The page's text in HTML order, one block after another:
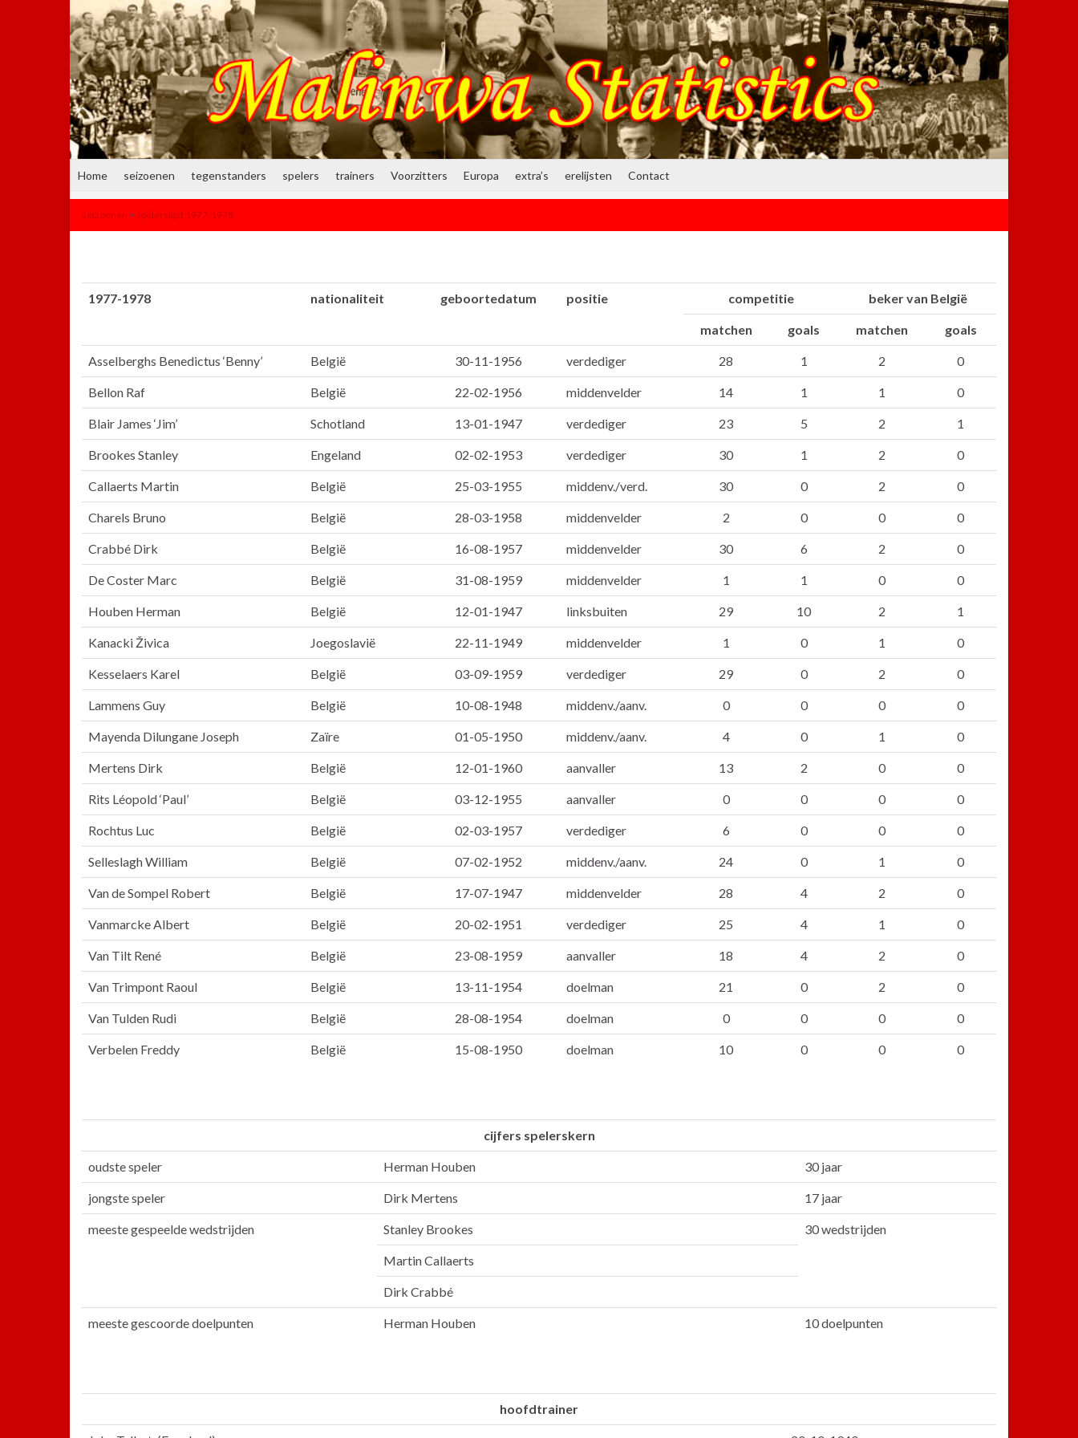
Home seizoenen tegenstanders spelers trainers Voorzitters Europa extra’s erelijsten Contact
seizoenen > spelerslijst 1977-1978
1977-1978 nationaliteit geboortedatum positie competitie beker van België
matchen goals matchen goals
Asselberghs Benedictus ‘Benny’ België 30-11-1956 verdediger 28 1 2 0
Bellon Raf België 22-02-1956 middenvelder 14 1 1 0
Blair James ‘Jim’ Schotland 13-01-1947 verdediger 23 5 2 1
Brookes Stanley Engeland 02-02-1953 verdediger 30 1 2 0
Callaerts Martin België 25-03-1955 middenv./verd. 30 0 2 0
Charels Bruno België 28-03-1958 middenvelder 2 0 0 0
Crabbé Dirk België 16-08-1957 middenvelder 30 6 2 0
De Coster Marc België 31-08-1959 middenvelder 1 1 0 0
Houben Herman België 12-01-1947 linksbuiten 29 10 2 1
Kanacki Živica Joegoslavië 22-11-1949 middenvelder 1 0 1 0
Kesselaers Karel België 03-09-1959 verdediger 29 0 2 0
Lammens Guy België 10-08-1948 middenv./aanv. 0 0 0 0
Mayenda Dilungane Joseph Zaïre 01-05-1950 middenv./aanv. 4 0 1 0
Mertens Dirk België 12-01-1960 aanvaller 13 2 0 0
Rits Léopold ‘Paul’ België 03-12-1955 aanvaller 0 0 0 0
Rochtus Luc België 02-03-1957 verdediger 6 0 0 0
Selleslagh William België 07-02-1952 middenv./aanv. 24 0 1 0
Van de Sompel Robert België 17-07-1947 middenvelder 28 4 2 0
Vanmarcke Albert België 20-02-1951 verdediger 25 4 1 0
Van Tilt René België 23-08-1959 aanvaller 18 4 2 0
Van Trimpont Raoul België 13-11-1954 doelman 21 0 2 0
Van Tulden Rudi België 28-08-1954 doelman 0 0 0 0
Verbelen Freddy België 15-08-1950 doelman 10 0 0 0
cijfers spelerskern
oudste speler Herman Houben 30 jaar
jongste speler Dirk Mertens 17 jaar
meeste gespeelde wedstrijden Stanley Brookes 30 wedstrijden
Martin Callaerts
Dirk Crabbé
meeste gescoorde doelpunten Herman Houben 10 doelpunten
hoofdtrainer